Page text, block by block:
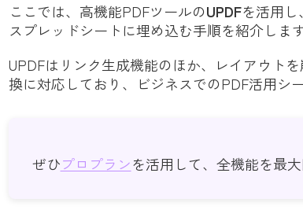
ここでは、高機能PDFツールのUPDFを活用し
スプレッドシートに埋め込む手順を紹介します
UPDFはリンク生成機能のほか、レイアウト
換に対応しており、ビジネスでのPDF活用シ
ぜひプロプランを活用して、全機能を最